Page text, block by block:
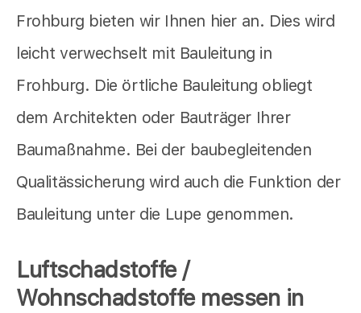
Frohburg bieten wir Ihnen hier an. Dies wird
leicht verwechselt mit Bauleitung in
Frohburg. Die örtliche Bauleitung obliegt
dem Architekten oder Bauträger Ihrer
Baumaßnahme. Bei der baubegleitenden
Qualitässicherung wird auch die Funktion der
Bauleitung unter die Lupe genommen.
Luftschadstoffe /
Wohnschadstoffe messen in